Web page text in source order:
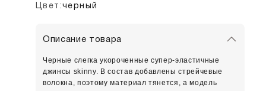
Цвет:черный
Описание товара
Черные слегка укороченные супер-эластичные
джинсы skinny. В состав добавлены стрейчевые
волокна, поэтому материал тянется, а модель